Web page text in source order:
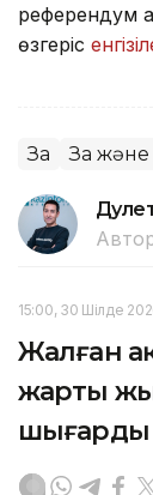
референдум
өзгеріс
Заң Заң
15:00, 30 Шілде
Жалған
жарты
шығарды